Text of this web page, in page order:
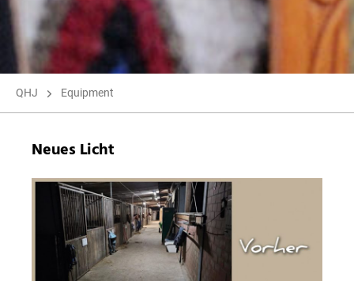
QHJ Equipment
Neues Licht